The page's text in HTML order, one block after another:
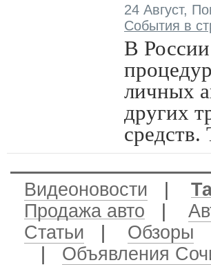
24 Август,
События в
В
личных
других
средств.
Видеоновости
Продажа авто
Статьи
Обзоры
Объявления